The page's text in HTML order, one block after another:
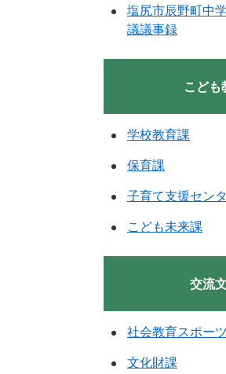
塩尻市辰野町中
議議事録
こども
学校教育課
保育課
子育て支援セン
こども未来課
交流
社会教育スポー
文化財課